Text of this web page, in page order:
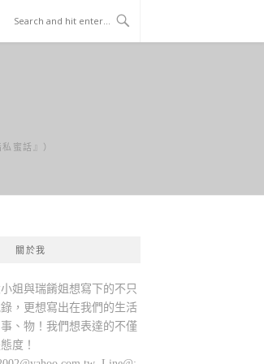
蜜話』）
關於我
姐與瑞餚姐想寫下的不只
，更想寫出在我們的生活
、物！我們想表達的不僅
，更是態度！